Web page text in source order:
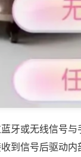
牙或无线信号
到信号后驱动